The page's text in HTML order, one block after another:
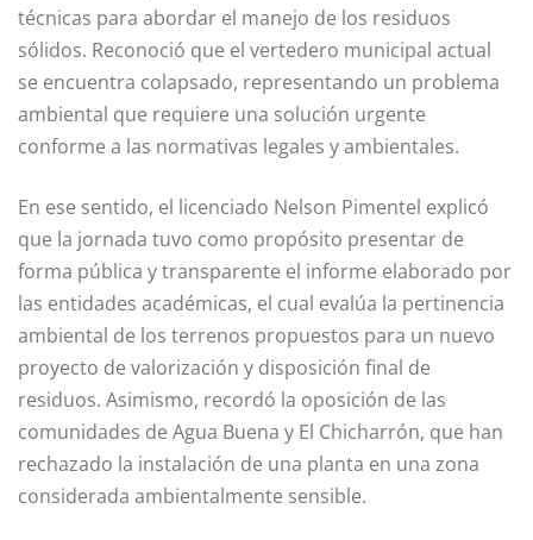
técnicas para abordar el manejo de los residuos
sólidos. Reconoció que el vertedero municipal actual
se encuentra colapsado, representando un problema
ambiental que requiere una solución urgente
conforme a las normativas legales y ambientales.
En ese sentido, el licenciado Nelson Pimentel explicó
que la jornada tuvo como propósito presentar de
forma pública y transparente el informe elaborado por
las entidades académicas, el cual evalúa la pertinencia
ambiental de los terrenos propuestos para un nuevo
proyecto de valorización y disposición final de
residuos. Asimismo, recordó la oposición de las
comunidades de Agua Buena y El Chicharrón, que han
rechazado la instalación de una planta en una zona
considerada ambientalmente sensible.